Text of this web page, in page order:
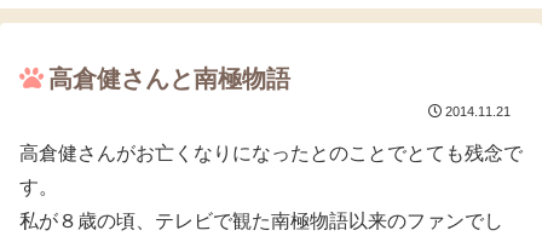
高倉健さんと南極物語
2014.11.21
高倉健さんがお亡くなりになったとのことでとても残念で
す。
私が８歳の頃、テレビで観た南極物語以来のファンでし